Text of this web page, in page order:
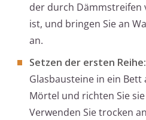
der durch Dämmstreifen
ist, und bringen Sie an
an.
Setzen der ersten Reihe:
Glasbausteine in ein
Mörtel und richten Sie
Verwenden Sie trocken